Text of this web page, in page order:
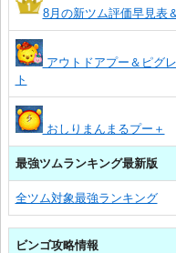
8月の新ツム評価早見表
アウトドアプー＆ピグ
ト
おしりまんまるプー＋
最強ツムランキング最新版
全ツム対象最強ランキング
ビンゴ攻略情報